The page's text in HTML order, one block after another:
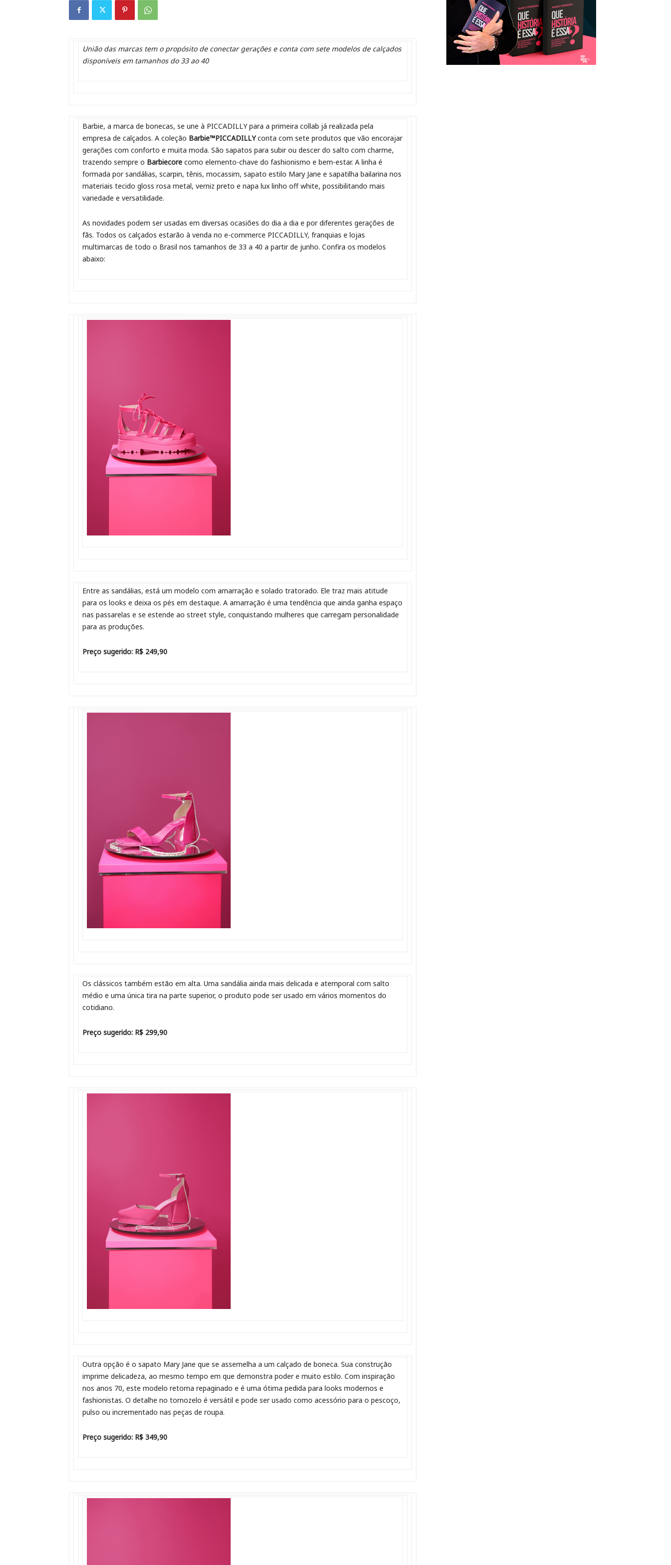
União das marcas tem o propósito de conectar gerações e conta com sete modelos de calçados
disponíveis em tamanhos do 33 ao 40
Barbie, a marca de bonecas, se une à PICCADILLY para a primeira collab já realizada pela
empresa de calçados. A coleção Barbie™PICCADILLYconta com sete produtos que vão encorajar
gerações com conforto e muita moda. São sapatos para subir ou descer do salto com charme,
trazendo sempre o Barbiecore como elemento-chave do fashionismo e bem-estar. A linha é
formada por sandálias, scarpin, tênis, mocassim, sapato estilo Mary Jane e sapatilha bailarina nos
materiais tecido gloss rosa metal, verniz preto e napa lux linho off white, possibilitando mais
variedade e versatilidade.
As novidades podem ser usadas em diversas ocasiões do dia a dia e por diferentes gerações de
fãs. Todos os calçados estarão à venda no e-commerce PICCADILLY, franquias e lojas
multimarcas de todo o Brasil nos tamanhos de 33 a 40 a partir de junho. Confira os modelos
abaixo:
Entre as sandálias, está um modelo com amarração e solado tratorado. Ele traz mais atitude
para os looks e deixa os pés em destaque. A amarração é uma tendência que ainda ganha espaço
nas passarelas e se estende ao street style, conquistando mulheres que carregam personalidade
para as produções.
Preço sugerido: R$ 249,90
Os clássicos também estão em alta. Uma sandália ainda mais delicada e atemporal com salto
médio e uma única tira na parte superior, o produto pode ser usado em vários momentos do
cotidiano.
Preço sugerido: R$ 299,90
Outra opção é o sapato Mary Jane que se assemelha a um calçado de boneca. Sua construção
imprime delicadeza, ao mesmo tempo em que demonstra poder e muito estilo. Com inspiração
nos anos 70, este modelo retorna repaginado e é uma ótima pedida para looks modernos e
fashionistas. O detalhe no tornozelo é versátil e pode ser usado como acessório para o pescoço,
pulso ou incrementado nas peças de roupa.
Preço sugerido: R$ 349,90